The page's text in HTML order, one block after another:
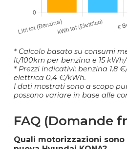
* Calcolo basato su consumi
lt/100km per benzina e 15
* Prezzi indicativi: benzina 1,8
elettrica 0,4 €/kWh.
I dati mostrati sono a scopo
possono variare in base alle
FAQ (Domande
Quali motorizzazioni